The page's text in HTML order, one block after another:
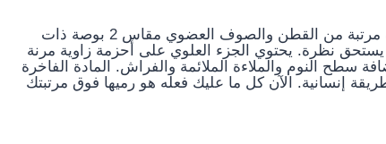
المرتبة تصبح قديمة أو صلبة جدًا؟ ضع في اعتبارك أن وسادة مرتبة من القطن والصوف العضوي مقاس 2 بوصة ذات
ملمس فخم ، مثل غطاء المرتبة المبطنة من Boll & Branch يستحق نظرة. يحتوي الجزء العلوي على أحزمة زاوية مرنة
سطح النوم والملاءة الملائمة والفراش. المادة الفاخرة
إنسانية. الآن كل ما عليك فعله هو رميها فوق مرتبتك